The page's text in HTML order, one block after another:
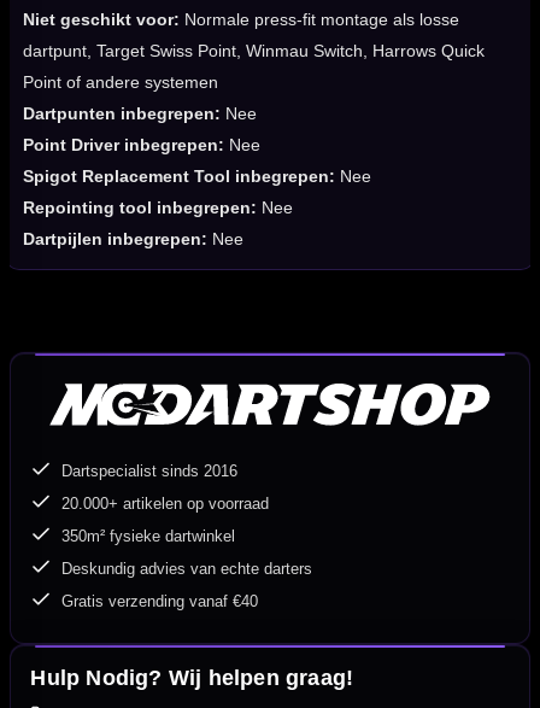
Niet geschikt voor: Normale press-fit montage als losse
dartpunt, Target Swiss Point, Winmau Switch, Harrows Quick
Point of andere systemen
Dartpunten inbegrepen: Nee
Point Driver inbegrepen: Nee
Spigot Replacement Tool inbegrepen: Nee
Repointing tool inbegrepen: Nee
Dartpijlen inbegrepen: Nee
Dartspecialist sinds 2016
20.000+ artikelen op voorraad
350m² fysieke dartwinkel
Deskundig advies van echte darters
Gratis verzending vanaf €40
Hulp Nodig? Wij helpen graag!